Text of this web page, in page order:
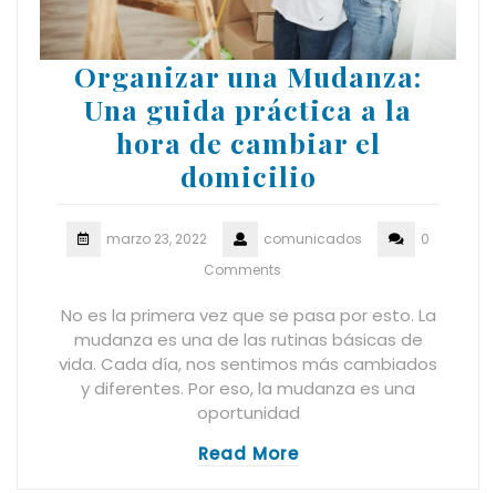
Organizar una Mudanza:
Una guida práctica a la
hora de cambiar el
domicilio
marzo 23, 2022 comunicados
0
Comments
No es la primera vez que se pasa por esto. La
mudanza es una de las rutinas básicas de
vida. Cada día, nos sentimos más cambiados
y diferentes. Por eso, la mudanza es una
oportunidad
Read More